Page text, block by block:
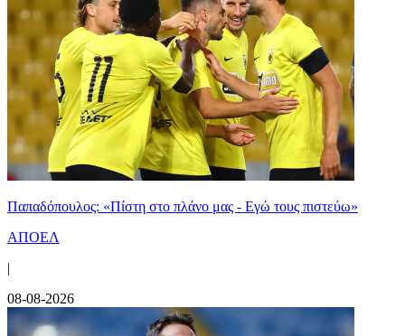
Παπαδόπουλος: «Πίστη στο πλάνο μας - Εγώ τους πιστεύω»
ΑΠΟΕΛ
|
08-08-2026